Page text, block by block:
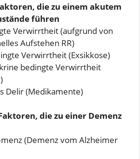
die zu einem akutem
führen
Verwirrtheit (aufgrund von
Aufstehen RR)
Verwirrtheit (Exsikkose)
bedingte Verwirrtheit
Delir (Medikamente)
die zu einer Demenz
(Demenz vom Alzheimer